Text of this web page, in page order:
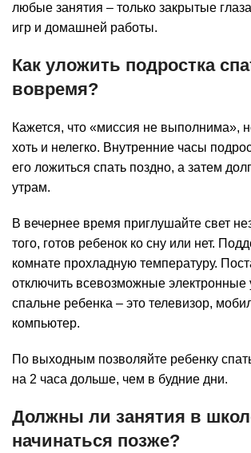
любые занятия – только закрытые
игр и домашней работы.
Как уложить подростка
вовремя?
Кажется, что «миссия не выполнима»,
хоть и нелегко. Внутренние часы
его ложиться спать поздно, а затем
утрам.
В вечернее время приглушайте свет
того, готов ребенок ко сну или нет.
комнате прохладную температуру.
отключить всевозможные электронные
спальне ребенка – это телевизор,
компьютер.
По выходным позволяйте ребенку
на 2 часа дольше, чем в будние дни.
Должны ли занятия в
начинаться позже?